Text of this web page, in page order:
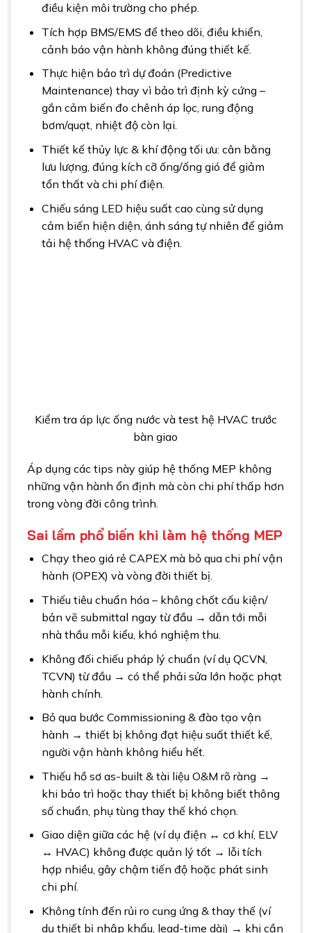
điều kiện môi trường cho phép.
Tích hợp BMS/EMS để theo dõi, điều khiển,
cảnh báo vận hành không đúng thiết kế.
Thực hiện bảo trì dự đoán (Predictive
Maintenance) thay vì bảo trì định kỳ cứng –
gắn cảm biến đo chênh áp lọc, rung động
bơm/quạt, nhiệt độ còn lại.
Thiết kế thủy lực & khí động tối ưu: cân bằng
lưu lượng, đúng kích cỡ ống/ống gió để giảm
tổn thất và chi phí điện.
Chiếu sáng LED hiệu suất cao cùng sử dụng
cảm biến hiện diện, ánh sáng tự nhiên để giảm
tải hệ thống HVAC và điện.
Kiểm tra áp lực ống nước và test hệ HVAC trước
bàn giao
Áp dụng các tips này giúp hệ thống MEP không
những vận hành ổn định mà còn chi phí thấp hơn
trong vòng đời công trình.
Sai lầm phổ biến khi làm hệ thống MEP
Chạy theo giá rẻ CAPEX mà bỏ qua chi phí vận
hành (OPEX) và vòng đời thiết bị.
Thiếu tiêu chuẩn hóa – không chốt cấu kiện/
bản vẽ submittal ngay từ đầu → dẫn tới mỗi
nhà thầu mỗi kiểu, khó nghiệm thu.
Không đối chiếu pháp lý chuẩn (ví dụ QCVN,
TCVN) từ đầu → có thể phải sửa lớn hoặc phạt
hành chính.
Bỏ qua bước Commissioning & đào tạo vận
hành → thiết bị không đạt hiệu suất thiết kế,
người vận hành không hiểu hết.
Thiếu hồ sơ as-built & tài liệu O&M rõ ràng →
khi bảo trì hoặc thay thiết bị không biết thông
số chuẩn, phụ tùng thay thế khó chọn.
Giao diện giữa các hệ (ví dụ điện ↔ cơ khí, ELV
↔ HVAC) không được quản lý tốt → lỗi tích
hợp nhiều, gây chậm tiến độ hoặc phát sinh
chi phí.
Không tính đến rủi ro cung ứng & thay thế (ví
dụ thiết bị nhập khẩu, lead-time dài) → khi cần